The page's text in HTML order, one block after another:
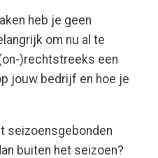
heb je geen
om nu al te
)rechtstreeks een
jouw bedrijf en hoe je
seizoensgebonden
buiten het seizoen?